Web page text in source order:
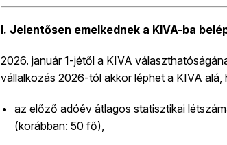
I. Jelentősen emelkednek a KIVA-ba
2026. január 1-jétől a KIVA
vállalkozás 2026-tól akkor léphet a KIVA alá,
az előző adóév átlagos statisztikai
(korábban: 50 fő),